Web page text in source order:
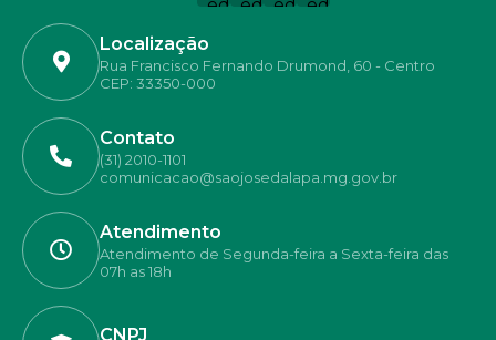
Localização
Rua Francisco Fernando Drumond, 60 - Centro
CEP: 33350-000
Contato
(31) 2010-1101
comunicacao@saojosedalapa.mg.gov.br
Atendimento
Atendimento de Segunda-feira a Sexta-feira das
07h as 18h
CNPJ